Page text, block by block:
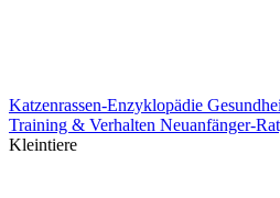
Katzenrassen-Enzyklopädie
Training & Verhalten Neuanfänger-
Kleintiere